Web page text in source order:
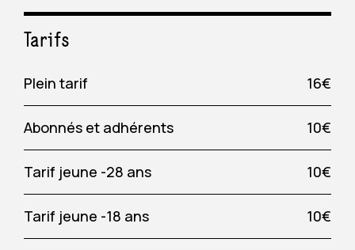
Tarifs
Plein tarif 16€
Abonnés et adhérents 10€
Tarif jeune -28 ans 10€
Tarif jeune -18 ans 10€